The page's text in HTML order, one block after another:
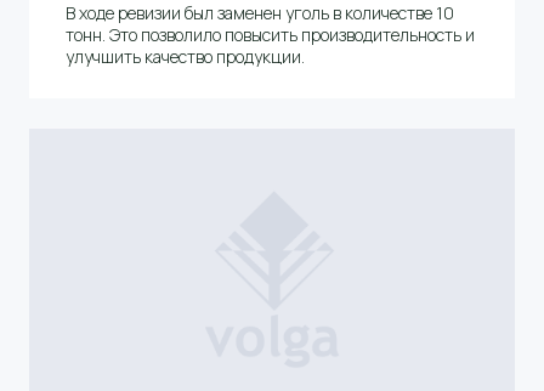
В ходе ревизии был заменен уголь в количестве 10
тонн. Это позволило повысить производительность и
улучшить качество продукции.